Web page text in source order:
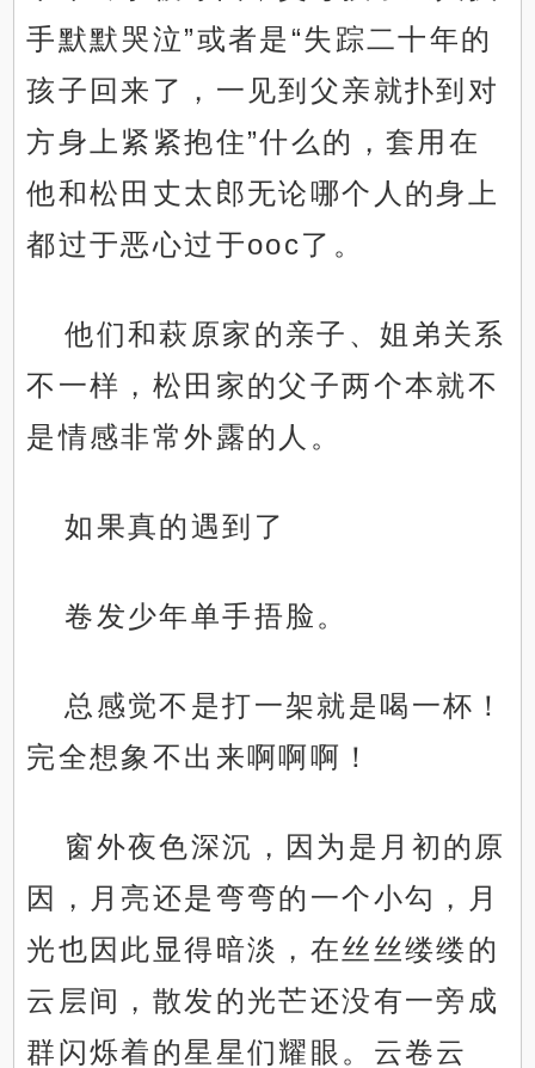
手默默哭泣”或者是“失踪二十年的
孩子回来了，一见到父亲就扑到对
方身上紧紧抱住”什么的，套用在
他和松田丈太郎无论哪个人的身上
都过于恶心过于ooc了。
他们和萩原家的亲子、姐弟关系
不一样，松田家的父子两个本就不
是情感非常外露的人。
如果真的遇到了
卷发少年单手捂脸。
总感觉不是打一架就是喝一杯！
完全想象不出来啊啊啊！
窗外夜色深沉，因为是月初的原
因，月亮还是弯弯的一个小勾，月
光也因此显得暗淡，在丝丝缕缕的
云层间，散发的光芒还没有一旁成
群闪烁着的星星们耀眼。云卷云